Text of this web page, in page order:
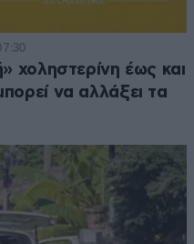
χοληστερίνη έως και
να αλλάξει τα